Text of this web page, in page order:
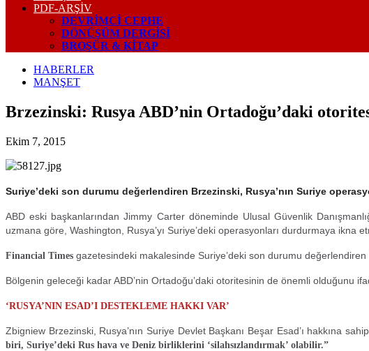
PDF-ARŞIV
DEVRIMCI CEPHE
DÖNÜŞÜM DERGISI
BROŞÜR & KİTAP
HABERLER
MANŞET
Brzezinski: Rusya ABD’nin Ortadoğu’daki
Ekim 7, 2015
Suriye’deki son durumu değerlendiren Brzezinski, Rusya’nın Suriye
ABD eski başkanlarından Jimmy Carter döneminde Ulusal Güvenlik
uzmana göre, Washington, Rusya’yı Suriye’deki operasyonları durdurmaya ikna
Financial Times gazetesindeki makalesinde Suriye’deki son durumu değerlendiren
Bölgenin geleceği kadar ABD’nin Ortadoğu’daki otoritesinin de önemli olduğunu
‘RUSYA’NIN ESAD’I DESTEKLEME HAKKI VAR’
Zbigniew Brzezinski, Rusya’nın Suriye Devlet Başkanı Beşar Esad’ı hakkına
biri, Suriye’deki Rus hava ve Deniz birliklerini ‘silahsızlandırmak’ olabilir.”